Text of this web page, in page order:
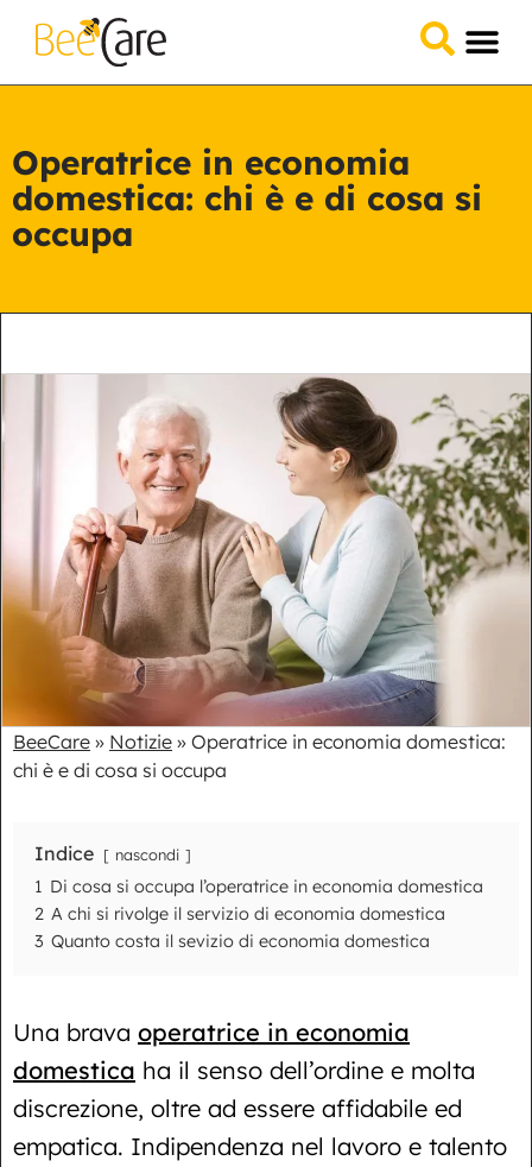
Operatrice in economia
domestica: chi è e di cosa si
occupa
BeeCare » Notizie » Operatrice in economia domestica:
chi è e di cosa si occupa
Indice nascondi
1 Di cosa si occupa l’operatrice in economia domestica
2 A chi si rivolge il servizio di economia domestica
3 Quanto costa il sevizio di economia domestica
Una brava operatrice in economia
domestica ha il senso dell’ordine e molta
discrezione, oltre ad essere affidabile ed
empatica. Indipendenza nel lavoro e talento